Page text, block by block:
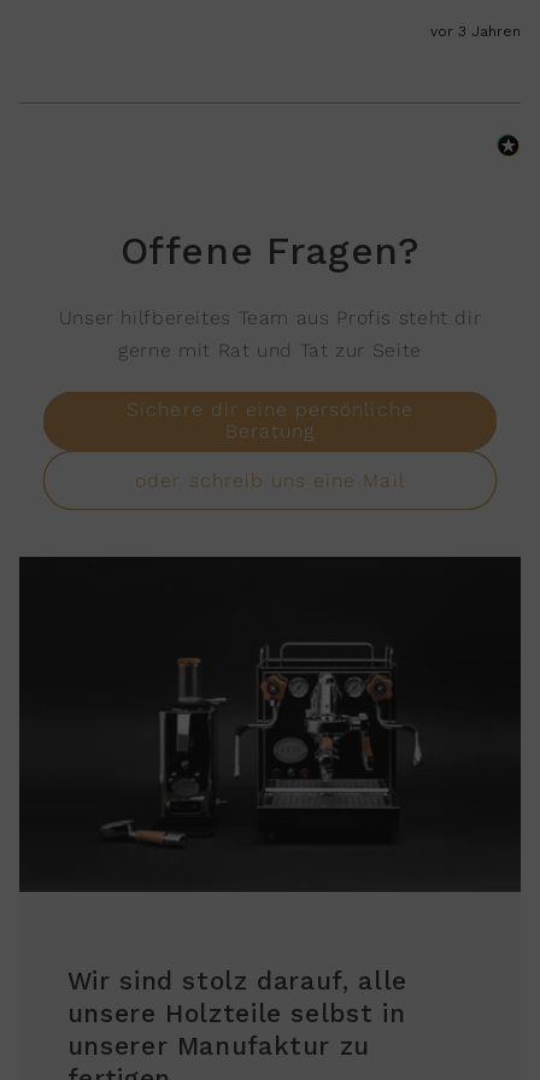
vor 3 Jahren
Offene Fragen?
Unser hilfbereites Team aus Profis steht dir
gerne mit Rat und Tat zur Seite
Sichere dir eine persönliche
Beratung
oder schreib uns eine Mail
Wir sind stolz darauf, alle
unsere Holzteile selbst in
unserer Manufaktur zu